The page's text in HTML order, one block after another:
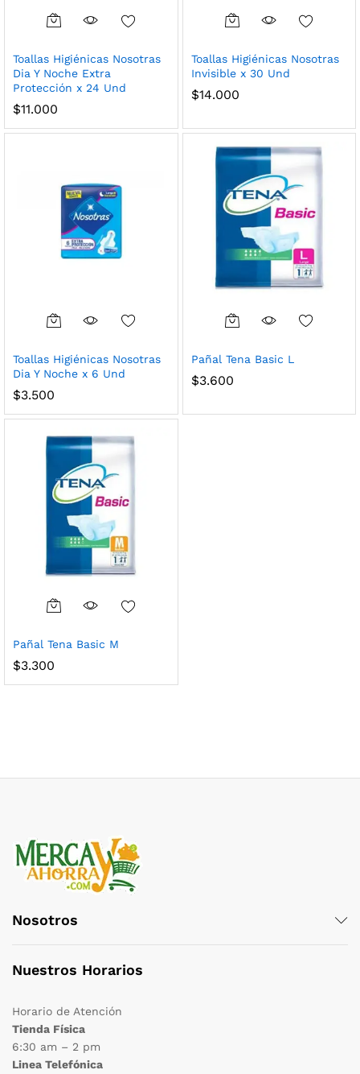
Toallas Higiénicas Nosotras
Dia Y Noche Extra
Protección x 24 Und
$11.000
Toallas Higiénicas Nosotras
Invisible x 30 Und
$14.000
Toallas Higiénicas Nosotras
Dia Y Noche x 6 Und
$3.500
Pañal Tena Basic L
$3.600
Pañal Tena Basic M
$3.300
Nosotros
Nuestros Horarios
Horario de Atención
Tienda Física
6:30 am – 2 pm
Linea Telefónica